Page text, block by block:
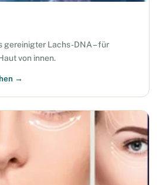
gereinigter Lachs-DNA – für
von innen.
→